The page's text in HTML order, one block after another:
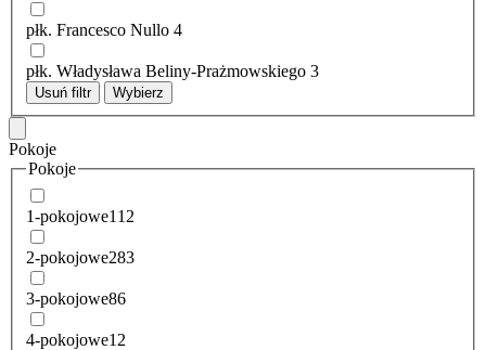
płk. Francesco Nullo 4
płk. Władysława Beliny-Prażmowskiego 3
Usuń filtr Wybierz
Pokoje
Pokoje
1-pokojowe112
2-pokojowe283
3-pokojowe86
4-pokojowe12